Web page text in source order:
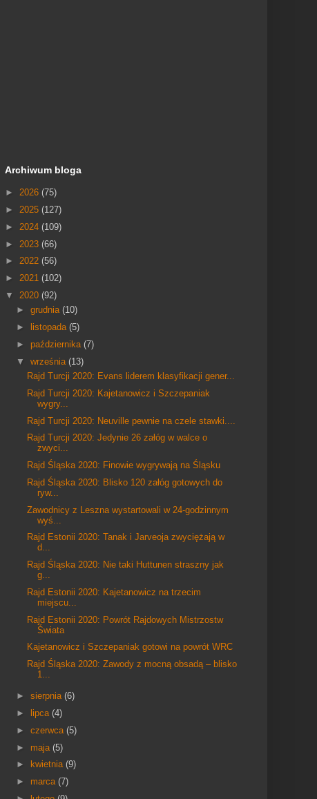
Archiwum bloga
► 2026 (75)
► 2025 (127)
► 2024 (109)
► 2023 (66)
► 2022 (56)
► 2021 (102)
▼ 2020 (92)
► grudnia (10)
►
listopada (5)
► października (7)
▼ września (13)
Rajd Turcji 2020: Evans liderem klasyfikacji gener...
Rajd Turcji 2020: Kajetanowicz i Szczepaniak
wygry...
Rajd Turcji 2020: Neuville pewnie na czele stawki....
Rajd Turcji 2020: Jedynie 26 załóg w walce o
zwyci...
Rajd Śląska 2020: Finowie wygrywają na Śląsku
Rajd Śląska 2020: Blisko 120 załóg gotowych do
ryw...
Zawodnicy z Leszna wystartowali w 24-godzinnym
wyś...
Rajd Estonii 2020: Tanak i Jarveoja zwyciężają w
d...
Rajd Śląska 2020: Nie taki Huttunen straszny jak
g...
Rajd Estonii 2020: Kajetanowicz na trzecim
miejscu...
Rajd Estonii 2020: Powrót Rajdowych Mistrzostw
Świata
Kajetanowicz i Szczepaniak gotowi na powrót WRC
Rajd Śląska 2020: Zawody z mocną obsadą – blisko
1...
► sierpnia (6)
►
lipca (4)
► czerwca (5)
► maja (5)
►
kwietnia (9)
► marca (7)